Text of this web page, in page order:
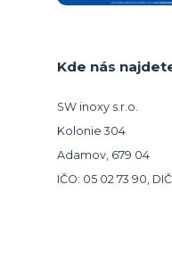
Kde nás
SW inoxy s.r.o.
Kolonie 304
Adamov, 679 04
IČO: 05 02 73 90,